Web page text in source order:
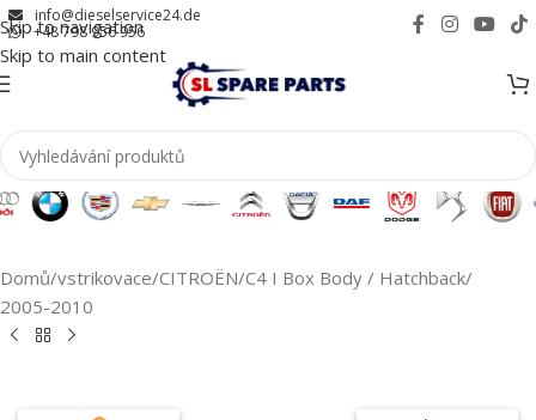
Skip to navigation
Skip to main content
info@dieselservice24.de
+48 798 956 956
Domů/vstrikovace/CITROËN/C4 I Box Body / Hatchback/
2005-2010